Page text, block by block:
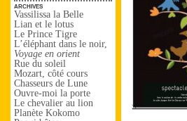
archives
Vassilissa la Belle
Lian et le lotus
Le Prince Tigre
L’éléphant dans le noir,
Voyage en orient
Rue du soleil
Mozart, côté cours
Chasseurs de Lune
Ouvre-moi la porte
Le chevalier au lion
Planète Kokomo